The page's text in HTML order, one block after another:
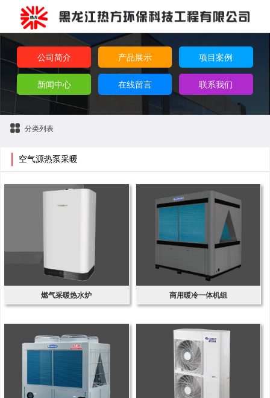
公司简介 产品展示 项目案例
新闻中心 在线留言 联系我们
分类列表
空气源热泵采暖
燃气采暖热水炉 商用暖冷一体机组